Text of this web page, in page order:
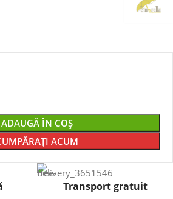
ADAUGĂ ÎN COȘ
ACUM
Transport gratuit